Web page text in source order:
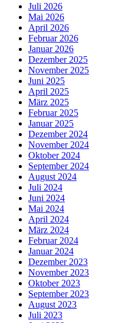
Juli 2026
Mai 2026
April 2026
Februar 2026
Januar 2026
Dezember 2025
November 2025
Juni 2025
April 2025
März 2025
Februar 2025
Januar 2025
Dezember 2024
November 2024
Oktober 2024
September 2024
August 2024
Juli 2024
Juni 2024
Mai 2024
April 2024
März 2024
Februar 2024
Januar 2024
Dezember 2023
November 2023
Oktober 2023
September 2023
August 2023
Juli 2023